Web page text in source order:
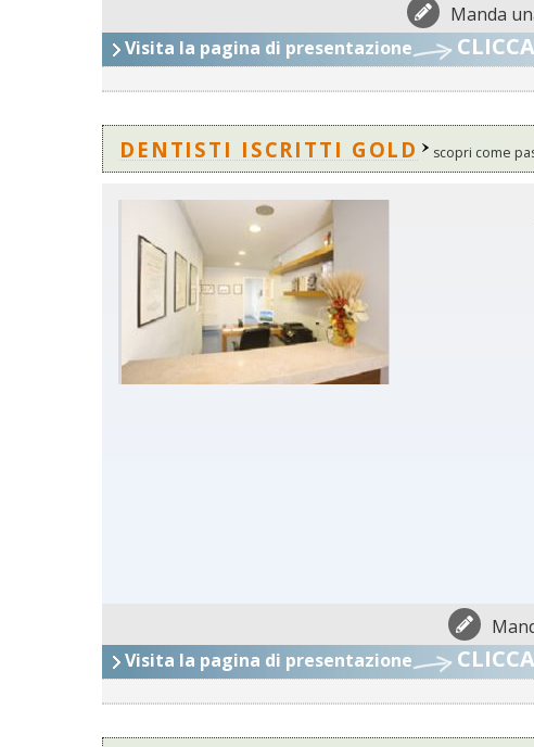
Manda
Visita la pagina di presentazione
DENTISTI ISCRITTI GOLD scopri come
Visita la pagina di presentazione